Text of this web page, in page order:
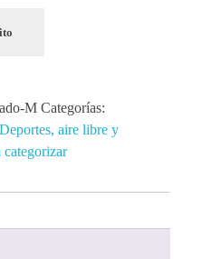
M Categorías:
Deportes, aire libre y
categorizar